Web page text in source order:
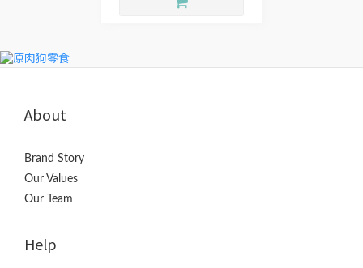
About
Brand Story
Our Values
Our Team
Help